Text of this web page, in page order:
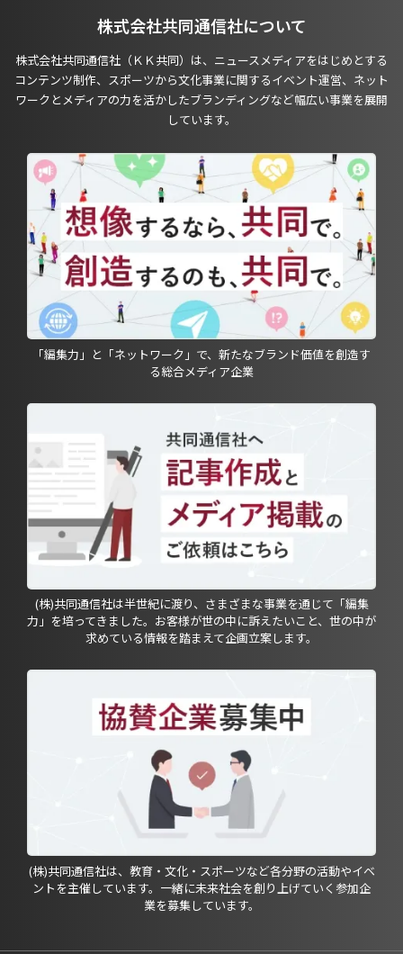
株式会社共同通信社について
株式会社共同通信社（ＫＫ共同）は、ニュースメディアをはじめとする
コンテンツ制作、スポーツから文化事業に関するイベント運営、ネット
ワークとメディアの力を活かしたブランディングなど幅広い事業を展開
しています。
「編集力」と「ネットワーク」で、新たなブランド価値を創造す
る総合メディア企業
(株)共同通信社は半世紀に渡り、さまざまな事業を通じて「編集
力」を培ってきました。お客様が世の中に訴えたいこと、世の中が
求めている情報を踏まえて企画立案します。
(株)共同通信社は、教育・文化・スポーツなど各分野の活動やイベ
ントを主催しています。一緒に未来社会を創り上げていく参加企
業を募集しています。